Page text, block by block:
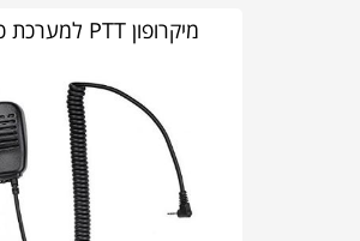
מיקרופון PTT למערכת כריזה